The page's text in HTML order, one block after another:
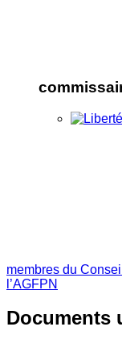
membres du
l’AGFPN
Documents